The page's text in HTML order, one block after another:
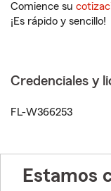
Comience su
¡Es rápido y sencillo!
Credenciales y
FL-W366253
Estamos